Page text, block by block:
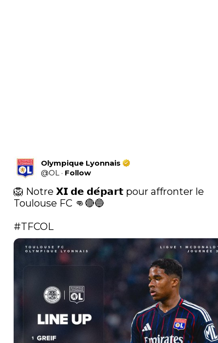
Olympique Lyonnais
@OL · Follow
🦁 Notre 𝗫𝗜 𝗱𝗲 𝗱𝗲́𝗽𝗮𝗿𝘁 pour affronter le
Toulouse FC 👊🔴🔵
#TFCOL